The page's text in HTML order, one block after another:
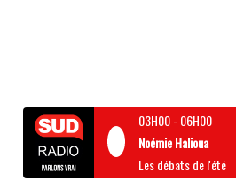
03H00- 06H00
Noémie Halioua
Les débats de l'été